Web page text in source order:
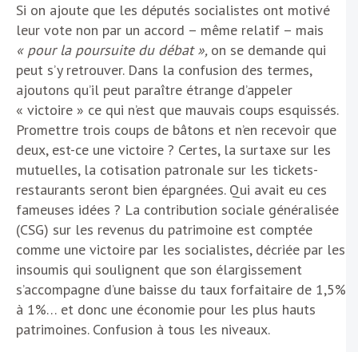
Si on ajoute que les députés socialistes ont motivé
leur vote non par un accord – même relatif – mais
« pour la poursuite du débat », on se demande qui
peut s’y retrouver. Dans la confusion des termes,
ajoutons qu’il peut paraître étrange d’appeler
« victoire » ce qui n’est que mauvais coups esquissés.
Promettre trois coups de bâtons et n’en recevoir que
deux, est-ce une victoire ? Certes, la surtaxe sur les
mutuelles, la cotisation patronale sur les tickets-
restaurants seront bien épargnées. Qui avait eu ces
fameuses idées ? La contribution sociale généralisée
(CSG) sur les revenus du patrimoine est comptée
comme une victoire par les socialistes, décriée par les
insoumis qui soulignent que son élargissement
s’accompagne d’une baisse du taux forfaitaire de 1,5%
à 1%… et donc une économie pour les plus hauts
patrimoines. Confusion à tous les niveaux.